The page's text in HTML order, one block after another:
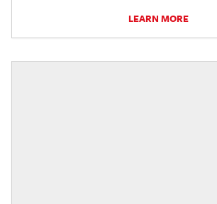
LEARN MORE